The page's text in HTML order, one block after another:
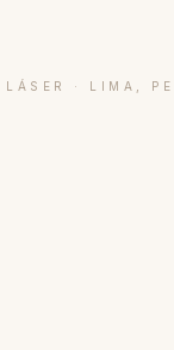
· LIMA,